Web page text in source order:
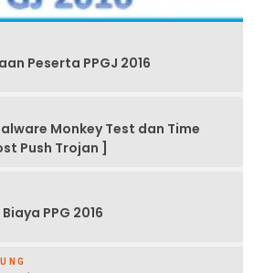
Peserta PPGJ 2016
Monkey Test dan Time
Push Trojan ]
PPG 2016